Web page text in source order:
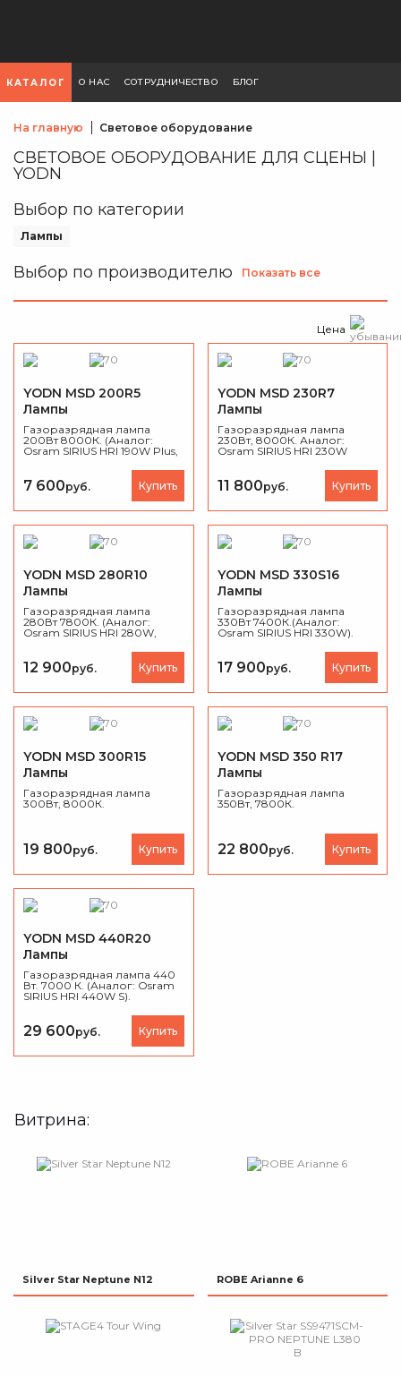
КАТАЛОГ О НАС СОТРУДНИЧЕСТВО БЛОГ
На главную Световое оборудование
СВЕТОВОЕ ОБОРУДОВАНИЕ ДЛЯ СЦЕНЫ |
YODN
Выбор по категории
Лампы
Выбор по производителю Показать все
Цена
YODN MSD 200R5
Лампы
Газоразрядная лампа
200Вт 8000К. (Аналог:
Osram SIRIUS HRI 190W Plus,
7 600руб. Купить
YODN MSD 230R7
Лампы
Газоразрядная лампа
230Вт, 8000К. Аналог:
Osram SIRIUS HRI 230W
11 800руб. Купить
YODN MSD 280R10
Лампы
Газоразрядная лампа
280Вт 7800К. (Аналог:
Osram SIRIUS HRI 280W,
12 900руб. Купить
YODN MSD 330S16
Лампы
Газоразрядная лампа
330Вт 7400К.(Аналог:
Osram SIRIUS HRI 330W).
17 900руб. Купить
YODN MSD 300R15
Лампы
Газоразрядная лампа
300Вт, 8000К.
19 800руб. Купить
YODN MSD 350 R17
Лампы
Газоразрядная лампа
350Вт, 7800К.
22 800руб. Купить
YODN MSD 440R20
Лампы
Газоразрядная лампа 440
Вт. 7000 К. (Аналог: Osram
SIRIUS HRI 440W S).
29 600руб. Купить
Витрина:
Silver Star Neptune N12 ROBE Arianne 6